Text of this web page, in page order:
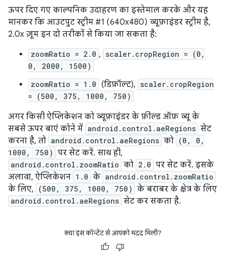
ऊपर दिए गए काल्पनिक उदाहरण का इस्तेमाल करके और यह
मानकर कि आउटपुट स्ट्रीम #1 (640x480) व्यूफ़ाइंडर स्ट्रीम है,
2.0x ज़ूम इन दो तरीकों से किया जा सकता है:
zoomRatio = 2.0 , scaler.cropRegion = (0,
0, 2000, 1500)
zoomRatio = 1.0 (डिफ़ॉल्ट), scaler.cropRegion
= (500, 375, 1000, 750)
अगर किसी ऐप्लिकेशन को व्यूफ़ाइंडर के फ़ील्ड ऑफ़ व्यू के
सबसे ऊपर बाएं कोने में android.control.aeRegions सेट
करना है, तो android.control.aeRegions को (0, 0,
1000, 750) पर सेट करें. साथ ही,
android.control.zoomRatio को 2.0 पर सेट करें. इसके
अलावा, ऐप्लिकेशन 1.0 के android.control.zoomRatio
के लिए, (500, 375, 1000, 750) के बराबर के क्षेत्र के लिए
android.control.aeRegions सेट कर सकता है.
क्या इस कॉन्टेंट से आपको मदद मिली?